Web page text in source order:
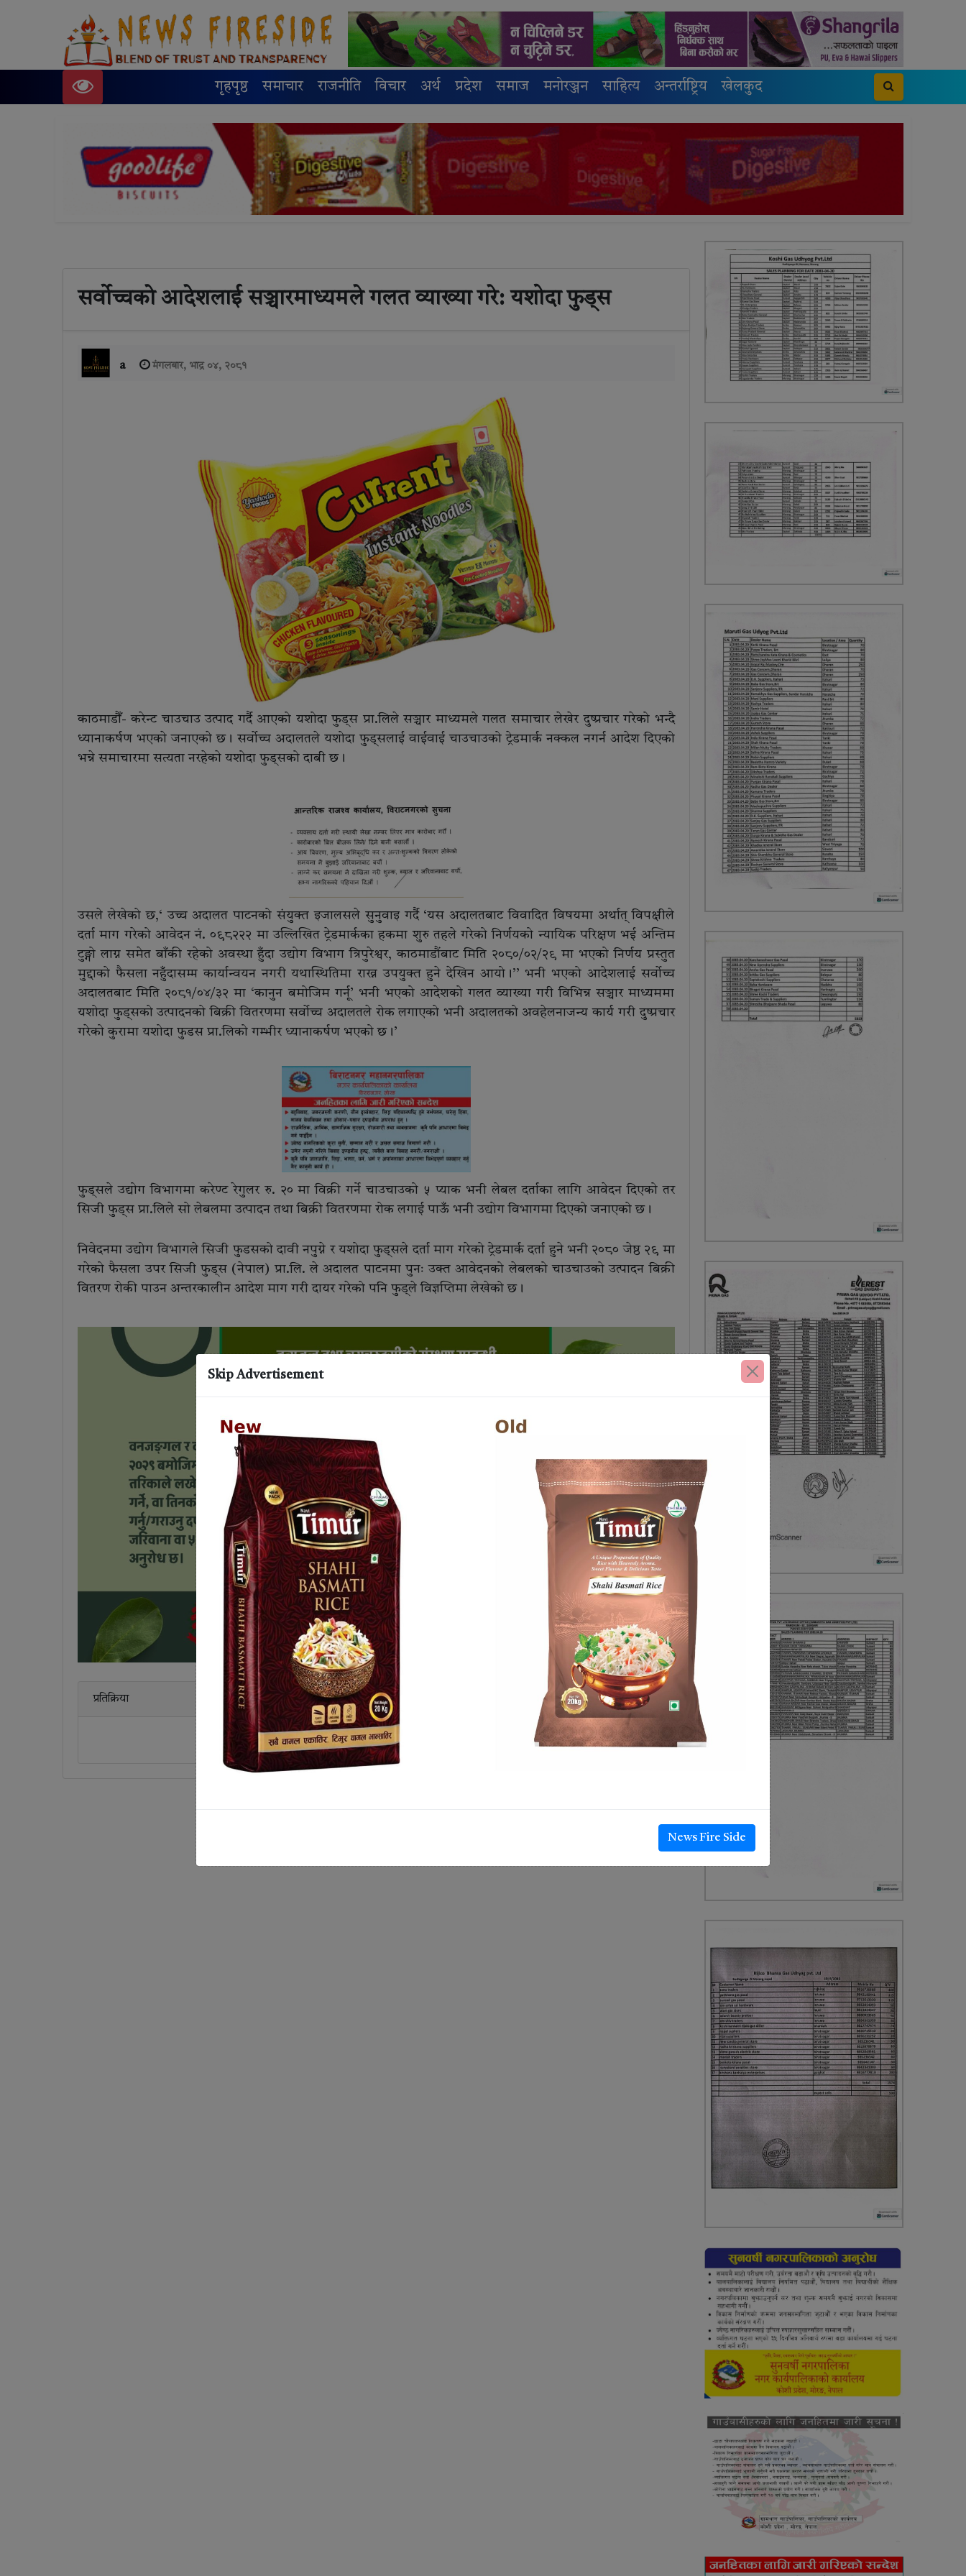
गृहपृष्ठ समाचार राजनीति विचार अर्थ प्रदेश समाज मनोरञ्जन साहित्य अन्तर्राष्ट्रिय खेलकुद
सर्वोच्चकाे आदेशलाई सञ्चारमाध्यमले गलत व्याख्या गरे: यशोदा फुड्स
a मंगलबार, भाद्र ०४, २०८१
काठमाडौँ- करेन्ट चाउचाउ उत्पाद गर्दै आएको यशोदा फुड्स प्रा.लिले सञ्चार माध्यमले गलत समाचार लेखेर दुष्प्रचार गरेको भन्दै
ध्यानाकर्षण भएकाे जनाएकाे छ। सर्वोच्च अदालतले यशोदा फुड्सलाई वाईवाई चाउचाउको ट्रेडमार्क नक्कल नगर्न आदेश दिएको
भन्ने समाचारमा सत्यता नरहेकाे यशोदा फुड्सको दाबी छ।
उसले लेखेको छ,‘ उच्च अदालत पाटनको संयुक्त इजालसले सुनुवाइ गर्दै ‘यस अदालतबाट विवादित विषयमा अर्थात् विपक्षीले
दर्ता माग गरेको आवेदन नं. ०९८२२२ मा उल्लिखित ट्रेडमार्कका हकमा शुरु तहले गरेको निर्णयको न्यायिक परिक्षण भई अन्तिम
टुङ्गो लाग्न समेत बाँकी रहेको अवस्था हुँदा उद्योग विभाग त्रिपुरेश्वर, काठमाडौंबाट मिति २०८०/०२/२९ मा भएको निर्णय प्रस्तुत
मुद्दाको फैसला नहुँदासम्म कार्यान्वयन नगरी यथास्थितिमा राख्न उपयुक्त हुने देखिन आयो।’’ भनी भएको आदेशलाई सर्वोच्च
अदालतबाट मिति २०८१/०४/३२ मा ‘कानुन बमोजिम गर्नू’ भनी भएको आदेशको गलत व्याख्या गरी विभिन्न सञ्चार माध्यममा
यशोदा फुड्सको उत्पादनको बिक्री वितरणमा सर्वोच्च अदालतले रोक लगाएको भनी अदालतको अवहेलनाजन्य कार्य गरी दुष्प्रचार
गरेको कुरामा यशोदा फुडस प्रा.लिको गम्भीर ध्यानाकर्षण भएको छ।’
फुड्सले उद्योग विभागमा करेण्ट रेगुलर रु. २० मा विक्री गर्ने चाउचाउको ५ प्याक भनी लेबल दर्ताका लागि आवेदन दिएको तर
सिजी फुड्स प्रा.लिले सो लेबलमा उत्पादन तथा बिक्री वितरणमा रोक लगाई पाऊँ भनी उद्योग विभागमा दिएको जनाएको छ।
निवेदनमा उद्योग विभागले सिजी फुडसको दावी नपुग्ने र यशोदा फुड्सले दर्ता माग गरेको ट्रेडमार्क दर्ता हुने भनी २०८० जेष्ठ २९ मा
गरेको फैसला उपर सिजी फुड्स (नेपाल) प्रा.लि. ले अदालत पाटनमा पुनः उक्त आवेदनको लेबलको चाउचाउको उत्पादन बिक्री
वितरण रोकी पाउन अन्तरकालीन आदेश माग गरी दायर गरेको पनि फुड्ले विज्ञप्तिमा लेखेको छ।
प्रतिक्रिया
Skip Advertisement
News Fire Side